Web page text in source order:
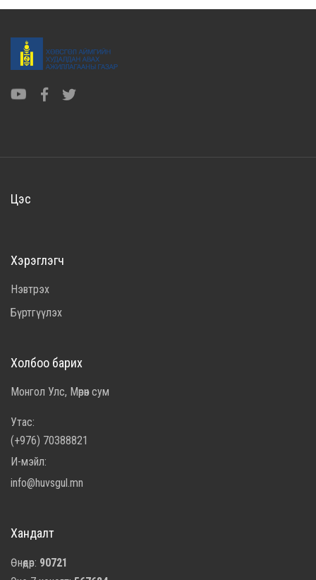
Цэс
Хэрэглэгч
Нэвтрэх
Бүртгүүлэх
Холбоо барих
Монгол Улс, Мөрөн сум
Утас:
(+976) 70388821
И-мэйл:
info@huvsgul.mn
Хандалт
Өнөөдөр: 90721